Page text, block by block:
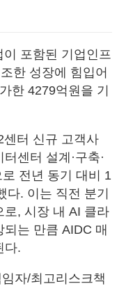
포함된 기업인프
한 성장에 힘입어
한 4279억원을 기
터 신규 고객사
센터 설계·구축·
전년 동기 대비 1
. 이는 직전 분기
로, 시장 내 AI 클라
는 만큼 AIDC 매
다.
자/최고리스크책